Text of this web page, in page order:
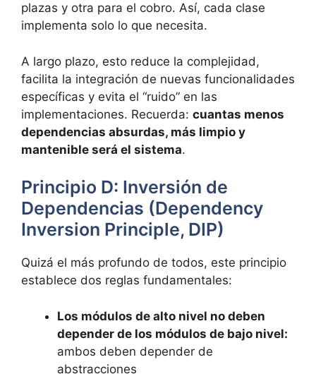
plazas y otra para el cobro. Así, cada clase
implementa solo lo que necesita.
A largo plazo, esto reduce la complejidad,
facilita la integración de nuevas funcionalidades
específicas y evita el “ruido” en las
implementaciones. Recuerda: cuantas menos
dependencias absurdas, más limpio y
mantenible será el sistema.
Principio D: Inversión de
Dependencias (Dependency
Inversion Principle, DIP)
Quizá el más profundo de todos, este principio
establece dos reglas fundamentales:
Los módulos de alto nivel no deben
depender de los módulos de bajo nivel:
ambos deben depender de
abstracciones